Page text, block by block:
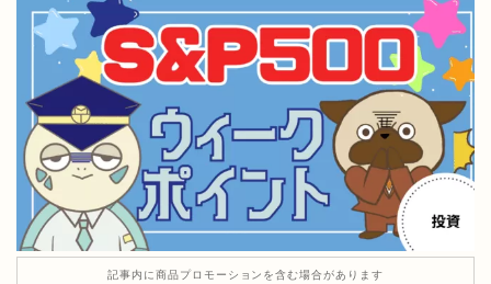
記事内に商品プロモーションを含む場合があります